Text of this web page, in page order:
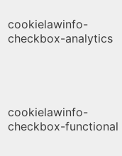
cookielawinfo-
checkbox-analytics
cookielawinfo-
checkbox-functional